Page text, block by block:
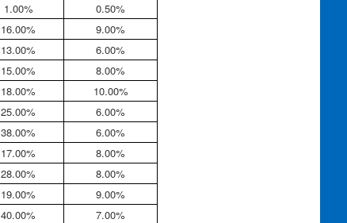
1.00% 0.50%
16.00% 9.00%
13.00%
6.00%
15.00%
8.00%
18.00% 10.00%
25.00%
6.00%
38.00% 6.00%
17.00%
8.00%
28.00%
8.00%
19.00%
9.00%
40.00%
7.00%